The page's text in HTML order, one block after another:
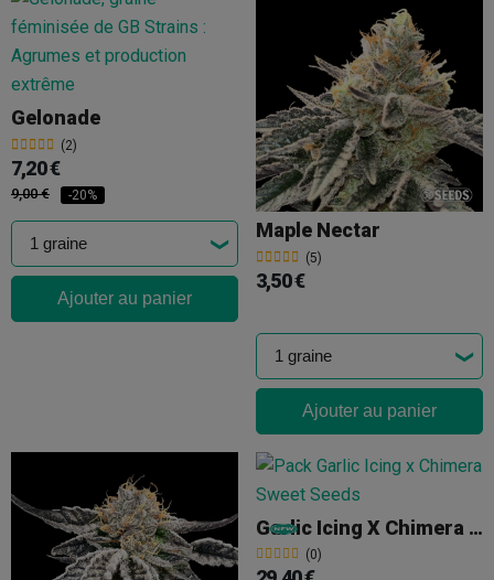
Gelonade
(2)
7,20 €
9,00 € -20%
Ajouter au panier
Maple Nectar
(5)
3,50 €
Ajouter au panier
Garlic Icing X Chimera Sweet Seeds
(0)